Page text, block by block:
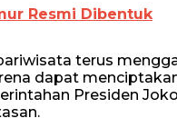
Resmi Dibentuk
terus
dapat
Presiden